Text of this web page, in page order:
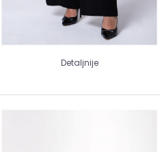
Detaljnije